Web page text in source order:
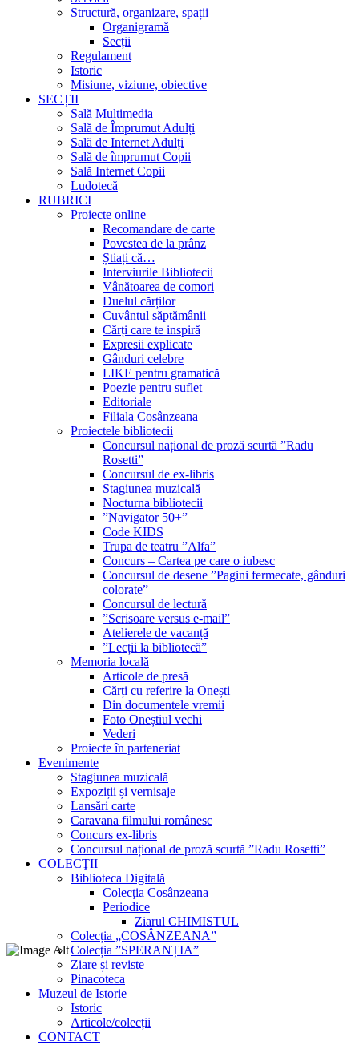
Structură, organizare, spații
Organigramă
Secții
Regulament
Istoric
Misiune, viziune, obiective
SECȚII
Sală Multimedia
Sală de Împrumut Adulți
Sală de Internet Adulți
Sală de împrumut Copii
Sală Internet Copii
Ludotecă
RUBRICI
Proiecte online
Recomandare de carte
Povestea de la prânz
Știați că…
Interviurile Bibliotecii
Vânătoarea de comori
Duelul cărților
Cuvântul săptămânii
Cărți care te inspiră
Expresii explicate
Gânduri celebre
LIKE pentru gramatică
Poezie pentru suflet
Editoriale
Filiala Cosânzeana
Proiectele bibliotecii
Concursul național de proză scurtă ”Radu
Rosetti”
Concursul de ex-libris
Stagiunea muzicală
Nocturna bibliotecii
”Navigator 50+”
Code KIDS
Trupa de teatru ”Alfa”
Concurs – Cartea pe care o iubesc
Concursul de desene ”Pagini fermecate, gânduri
colorate”
Concursul de lectură
”Scrisoare versus e-mail”
Atelierele de vacanță
”Lecții la bibliotecă”
Memoria locală
Articole de presă
Cărți cu referire la Onești
Din documentele vremii
Foto Oneștiul vechi
Vederi
Proiecte în parteneriat
Evenimente
Stagiunea muzicală
Expoziții și vernisaje
Lansări carte
Caravana filmului românesc
Concurs ex-libris
Concursul național de proză scurtă ”Radu Rosetti”
COLECŢII
Biblioteca Digitală
Colecţia Cosânzeana
Periodice
Ziarul CHIMISTUL
Colecția „COSÂNZEANA”
Colecția ”SPERANȚIA”
Ziare și reviste
Pinacoteca
Muzeul de Istorie
Istoric
Articole/colecții
CONTACT